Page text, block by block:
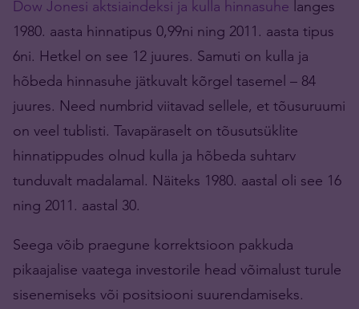
Dow Jonesi aktsiaindeksi ja kulla hinnasuhe langes
1980. aasta hinnatipus 0,99ni ning 2011. aasta tipus
6ni. Hetkel on see 12 juures. Samuti on kulla ja
hõbeda hinnasuhe jätkuvalt kõrgel tasemel – 84
juures. Need numbrid viitavad sellele, et tõusuruumi
on veel tublisti. Tavapäraselt on tõusutsüklite
hinnatippudes olnud kulla ja hõbeda suhtarv
tunduvalt madalamal. Näiteks 1980. aastal oli see 16
ning 2011. aastal 30.
Seega võib praegune korrektsioon pakkuda
pikaajalise vaatega investorile head võimalust turule
sisenemiseks või positsiooni suurendamiseks.